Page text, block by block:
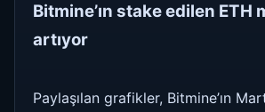
Bitmine’ın stake edilen ETH
artıyor
Paylaşılan grafikler, Bitmine’ın